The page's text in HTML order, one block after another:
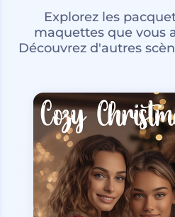
Explorez les
maquettes que vous
Découvrez d'autres